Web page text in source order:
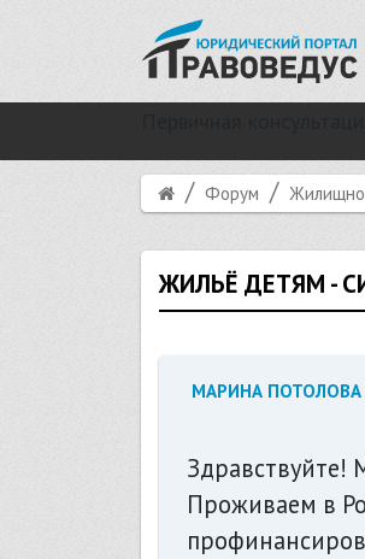
Форум
ЖИЛЬЁ ДЕТЯМ -
МАРИНА ПОТОЛОВА
Здравствуйте!
Проживаем в